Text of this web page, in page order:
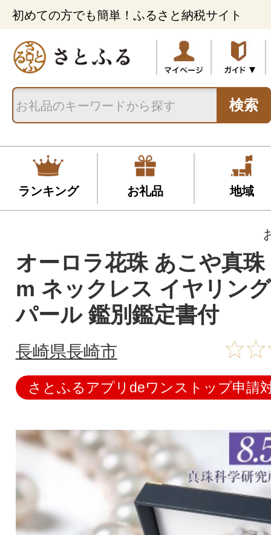
初めての方でも簡単！ふるさと納税サイト
検索
ランキング お礼品 地域
オーロラ花珠 あこや真
m ネックレス イヤリン
パール 鑑別鑑定書付
長崎県長崎市
さとふるアプリdeワンストップ申請